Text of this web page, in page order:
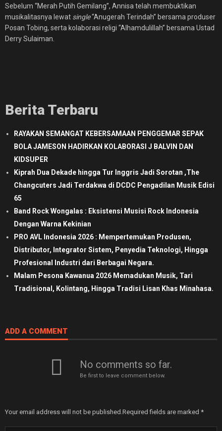
Sebelum “Merah Putih Gemilang”, Annisa telah membuktikan
musikalitasnya lewat single“Anugerah Terindah” bersama produser
Posan Tobing, serta kolaborasi religi “Alhamdulillah” bersama Ustad
Derry Sulaiman.
Berita Terbaru
RAYAKAN SEMANGAT KEBERSAMAAN PENGGEMAR SEPAK
BOLA JAMESON HADIRKAN KOLABORASI J BALVIN DAN
KIDSUPER
Kiprah Dua Dekade hingga Tur Inggris Jadi Sorotan ,The
Changcuters Jadi Terdakwa di DCDC Pengadilan Musik Edisi
65
Band Rock Wongalas : Eksistensi Musisi Rock Indonesia
Dengan Warna Kekinian
PRO AVL Indonesia 2026 : Mempertemukan Produsen,
Distributor, Integrator Sistem, Penyedia Teknologi, Hingga
Profesional Industri dari Berbagai Negara.
Malam Pesona Kawanua 2026 Memadukan Musik, Tari
Tradisional, Kolintang, Hingga Tradisi Lisan Khas Minahasa.
ADD A COMMENT
No comments so far.
Be first to leave comment below.
Your email address will not be published.Required fields are marked *